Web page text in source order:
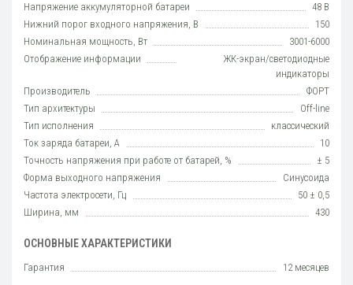
Напряжение аккумуляторной батареи
48 В
Нижний порог входного напряжения, В
150
Номинальная мощность, Вт
3001-6000
Отображение информации
ЖК-экран/светодиодные
индикаторы
Производитель
ФОРТ
Тип архитектуры
Off-line
Тип исполнения
класcический
Ток заряда батареи, А
10
Точность напряжения при работе от батарей, %
± 5
Форма выходного напряжения
Синусоида
Частота электросети, Гц
50 ± 0,5
Ширина, мм
430
ОСНОВНЫЕ ХАРАКТЕРИСТИКИ
Гарантия 12 месяцев